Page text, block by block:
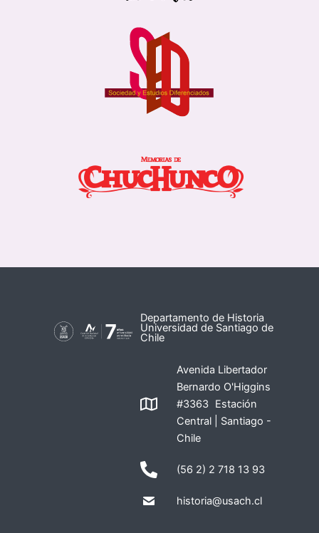
Departamento de Historia
Universidad de Santiago de
Chile
Avenida Libertador
Bernardo O'Higgins
#3363 Estación
Central | Santiago -
Chile
(56 2) 2 718 13 93
historia@usach.cl